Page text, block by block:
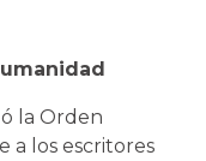
la Orden
a los escritores